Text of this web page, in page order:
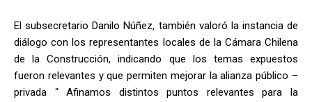
El subsecretario Danilo Núñez, también valoró la instancia de
diálogo con los representantes locales de la Cámara Chilena
de la Construcción, indicando que los temas expuestos
fueron relevantes y que permiten mejorar la alianza público –
privada “
Afinamos distintos puntos relevantes para la